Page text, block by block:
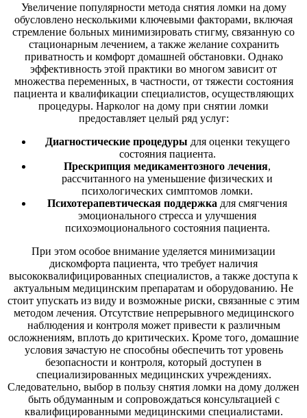
Увеличение популярности метода снятия ломки на дому
обусловлено несколькими ключевыми факторами, включая
стремление больных минимизировать стигму, связанную со
стационарным лечением, а также желание сохранить
приватность и комфорт домашней обстановки. Однако
эффективность этой практики во многом зависит от
множества переменных, в частности, от тяжести состояния
пациента и квалификации специалистов, осуществляющих
процедуры. Нарколог на дому при снятии ломки
предоставляет целый ряд услуг:
Диагностические процедуры для оценки текущего
состояния пациента.
Прескрипция медикаментозного лечения,
рассчитанного на уменьшение физических и
психологических симптомов ломки.
Психотерапевтическая поддержка для смягчения
эмоционального стресса и улучшения
психоэмоционального состояния пациента.
При этом особое внимание уделяется минимизации
дискомфорта пациента, что требует наличия
высококвалифицированных специалистов, а также доступа к
актуальным медицинским препаратам и оборудованию. Не
стоит упускать из виду и возможные риски, связанные с этим
методом лечения. Отсутствие непрерывного медицинского
наблюдения и контроля может привести к различным
осложнениям, вплоть до критических. Кроме того, домашние
условия зачастую не способны обеспечить тот уровень
безопасности и контроля, который доступен в
специализированных медицинских учреждениях.
Следовательно, выбор в пользу снятия ломки на дому должен
быть обдуманным и сопровождаться консультацией с
квалифицированными медицинскими специалистами.